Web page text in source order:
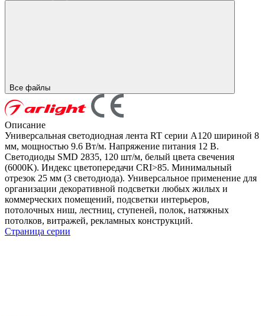
Все файлы
Описание
Универсальная светодиодная лента RT серии A120 шириной 8
мм, мощностью 9.6 Вт/м. Напряжение питания 12 В.
Светодиоды SMD 2835, 120 шт/м, белый цвета свечения
(6000K). Индекс цветопередачи CRI>85. Минимальный
отрезок 25 мм (3 светодиода). Универсальное применение для
организации декоративной подсветки любых жилых и
коммерческих помещений, подсветки интерьеров,
потолочных ниш, лестниц, ступеней, полок, натяжных
потолков, витражей, рекламных конструкций.
Страница серии